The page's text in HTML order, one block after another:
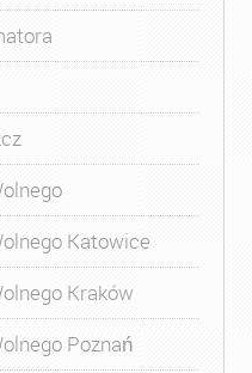
Katowice
Kraków
Poznań